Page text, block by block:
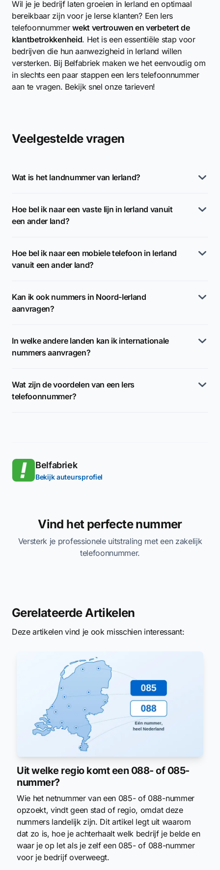
Wil je je bedrijf laten groeien in Ierland en optimaal
bereikbaar zijn voor je Ierse klanten? Een Iers
telefoonnummerwekt vertrouwen en verbetert de
klantbetrokkenheid. Het is een essentiële stap voor
bedrijven die hun aanwezigheid in Ierland willen
versterken. Bij Belfabriek maken we het eenvoudig om
in slechts een paar stappen een Iers telefoonnummer
aan te vragen. Bekijk snel onze tarieven!
Veelgestelde vragen
Wat is het landnummer van Ierland?
Hoe bel ik naar een vaste lijn in Ierland vanuit
een ander land?
Hoe bel ik naar een mobiele telefoon in Ierland
vanuit een ander land?
Kan ik ook nummers in Noord-Ierland
aanvragen?
In welke andere landen kan ik internationale
nummers aanvragen?
Wat zijn de voordelen van een Iers
telefoonnummer?
Belfabriek
Bekijk auteursprofiel
Vind het perfecte nummer
Versterk je professionele uitstraling met een zakelijk
telefoonnummer.
Gerelateerde Artikelen
Deze artikelen vind je ook misschien interessant:
Uit welke regio komt een 088- of 085-
nummer?
Wie het netnummer van een 085- of 088-nummer
opzoekt, vindt geen stad of regio, omdat deze
nummers landelijk zijn. Dit artikel legt uit waarom
dat zo is, hoe je achterhaalt welk bedrijf je belde en
waar je op let als je zelf een 085- of 088-nummer
voor je bedrijf overweegt.